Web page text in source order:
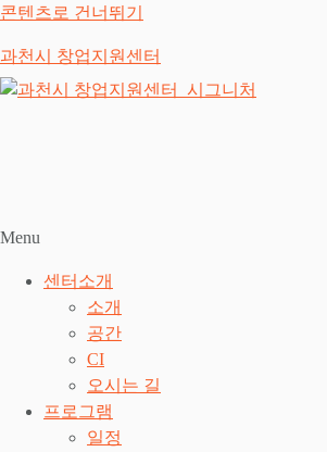
콘텐츠로 건너뛰기
과천시 창업지원센터
Menu
센터소개
소개
공간
CI
오시는 길
프로그램
일정